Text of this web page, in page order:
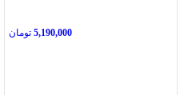
5,190,000 تومان